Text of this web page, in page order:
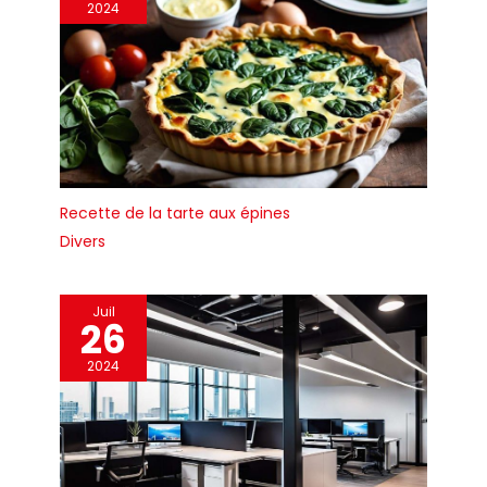
2024
Recette de la tarte aux épines
Divers
Juil
26
2024